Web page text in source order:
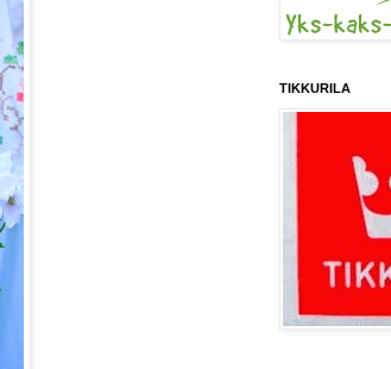
TIKKURILA